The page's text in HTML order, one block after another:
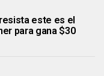
este es el
para gana $30